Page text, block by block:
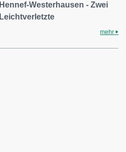
Hennef-Westerhausen - Zwei
Leichtverletzte
mehr